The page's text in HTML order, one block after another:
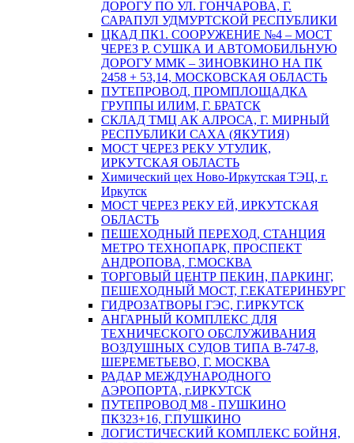
ДОРОГУ ПО УЛ. ГОНЧАРОВА, Г.
САРАПУЛ УДМУРТСКОЙ РЕСПУБЛИКИ
ЦКАД ПК1. СООРУЖЕНИЕ №4 – МОСТ
ЧЕРЕЗ Р. СУШКА И АВТОМОБИЛЬНУЮ
ДОРОГУ ММК – ЗИНОВКИНО НА ПК
2458 + 53,14, МОСКОВСКАЯ ОБЛАСТЬ
ПУТЕПРОВОД, ПРОМПЛОЩАДКА
ГРУППЫ ИЛИМ, Г. БРАТСК
СКЛАД ТМЦ АК АЛРОСА, Г. МИРНЫЙ
РЕСПУБЛИКИ САХА (ЯКУТИЯ)
МОСТ ЧЕРЕЗ РЕКУ УТУЛИК,
ИРКУТСКАЯ ОБЛАСТЬ
Химический цех Ново-Иркутская ТЭЦ, г.
Иркутск
МОСТ ЧЕРЕЗ РЕКУ ЕЙ, ИРКУТСКАЯ
ОБЛАСТЬ
ПЕШЕХОДНЫЙ ПЕРЕХОД, СТАНЦИЯ
МЕТРО ТЕХНОПАРК, ПРОСПЕКТ
АНДРОПОВА, Г.МОСКВА
ТОРГОВЫЙ ЦЕНТР ПЕКИН, ПАРКИНГ,
ПЕШЕХОДНЫЙ МОСТ, Г.ЕКАТЕРИНБУРГ
ГИДРОЗАТВОРЫ ГЭС, Г.ИРКУТСК
АНГАРНЫЙ КОМПЛЕКС ДЛЯ
ТЕХНИЧЕСКОГО ОБСЛУЖИВАНИЯ
ВОЗДУШНЫХ СУДОВ ТИПА В-747-8,
ШЕРЕМЕТЬЕВО, Г. МОСКВА
РАДАР МЕЖДУНАРОДНОГО
АЭРОПОРТА, г.ИРКУТСК
ПУТЕПРОВОД М8 - ПУШКИНО
ПК323+16, Г.ПУШКИНО
ЛОГИСТИЧЕСКИЙ КОМПЛЕКС БОЙНЯ,